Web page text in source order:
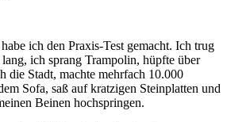
ich den Praxis-Test gemacht. Ich trug
ich sprang Trampolin, hüpfte über
die Stadt, machte mehrfach 10.000
Sofa, saß auf kratzigen Steinplatten und
Beinen hochspringen.